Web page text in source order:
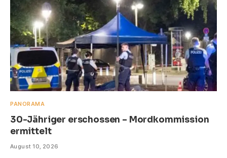
PANORAMA
30-Jähriger erschossen – Mordkommission
ermittelt
August 10, 2026